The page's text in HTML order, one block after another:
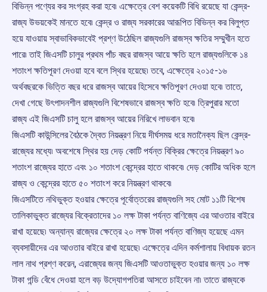
বিভিন্ন পণ্যের কর সংগ্রহ করা হবে৷ এক্ষেত্রে বেশ কয়েকটি বিধি রয়েছে যা কেন্দ্র-
রাজ্য উভয়কেই মানতে হবে৷ কেন্দ্র ও রাজ্য সরকারের আরূপিত বিভিন্ন কর বিলুপ্ত
হয়ে যাওয়ায় স্বাভাবিকভাবেই প্রশ্ণ উঠেছিল রাজ্যগুলি রাজস্ব ক্ষতির সম্মুখীন হতে
পারে৷ তাই জিএসটি চালুর প্রথম পাঁচ বছর রাজস্ব আয়ে ক্ষতি হলে রাজ্যগুলিকে ১৪
শতাংশ ক্ষতিপূরণ দেওয়া হবে বলে স্থির হয়েছে৷ তবে, এক্ষেত্রে ২০১৫-১৬
অর্থবছরকে ভিত্তি বছর ধরে রাজস্ব আয়ের হিসেবে ক্ষতিপূরণ দেওয়া হবে৷ তাতে,
দেখা গেছে উৎপাদনশীল রাজ্যগুলি বিশেষভাবে রাজস্ব ক্ষতি হবে৷ ত্রিপুরার মতো
রাজ্য এই জিএসটি চালু হলে রাজস্ব আয়ের নিরিখে লাভবান হবে৷
জিএসটি কাউন্সিলের বৈঠকে দ্বৈত নিয়ন্ত্রণ নিয়ে দীর্ঘসময় ধরে মতানৈক্য ছিল কেন্দ্র-
রাজ্যের মধ্যে৷ অবশেষে স্থির হয় দেড় কোটি পর্যন্ত বিক্রির ক্ষেত্রে নিয়ন্ত্রণ ৯০
শতাংশ রাজ্যের হাতে এবং ১০ শতাংশ কেন্দ্রের হাতে থাকবে৷ দেড় কোটির অধিক হলে
রাজ্য ও কেন্দ্রের হাতে ৫০ শতাংশ করে নিয়ন্ত্রণ থাকবে৷
জিএসটিতে নথিভুক্ত হওয়ার ক্ষেত্রে পূর্বোত্তরের রাজ্যগুলি সহ মোট ১১টি বিশেষ
তালিকাভুক্ত রাজ্যের বিক্রেতাদের ১০ লক্ষ টাকা পর্যন্ত বাণিজ্যে এর আওতার বাইরে
রাখা হয়েছে৷ অন্যান্য রাজ্যের ক্ষেত্রে ২০ লক্ষ টাকা পর্যন্ত বাণিজ্য হয়েছে এমন
ব্যবসায়ীদের এর আওতার বাইরে রাখা হয়েছে৷ এক্ষেত্রে এদিন কর্মশালায় বিধায়ক রতন
লাল নাথ প্রশ্ণ করেন, এরাজ্যের জন্য জিএসটি আওতাভুক্ত হওয়ার জন্য ১০ লক্ষ
টাকা গন্ডি বেঁধে দেওয়া হলে বড় উদ্যোগপতিরা আসতে চাইবেন না৷ তাতে রাজ্যকে